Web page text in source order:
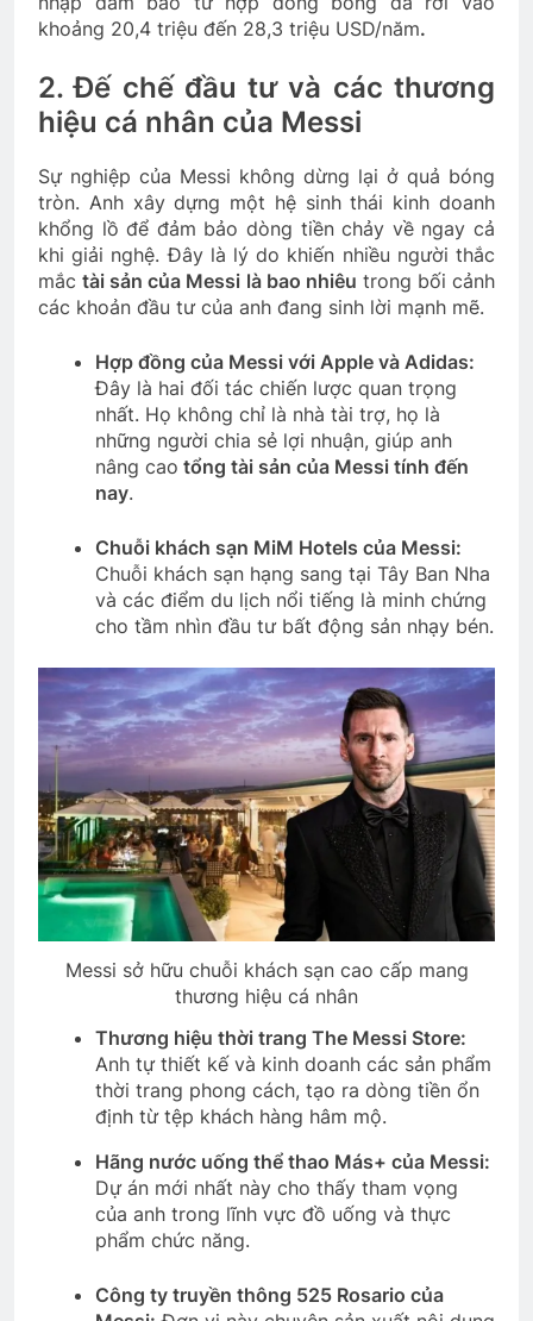
khoảng 20,4 triệu đến 28,3 triệu USD/năm.
2. Đế chế đầu tư và các thương
hiệu cá nhân của Messi
Sự nghiệp của Messi không dừng lại ở quả bóng
tròn. Anh xây dựng một hệ sinh thái kinh doanh
khổng lồ để đảm bảo dòng tiền chảy về ngay cả
khi giải nghệ. Đây là lý do khiến nhiều người thắc
mắctài sản của Messi là bao nhiêu trong bối cảnh
các khoản đầu tư của anh đang sinh lời mạnh mẽ.
Hợp đồng của Messi với Apple và Adidas:
Đây là hai đối tác chiến lược quan trọng
nhất. Họ không chỉ là nhà tài trợ, họ là
những người chia sẻ lợi nhuận, giúp anh
nâng cao tổng tài sản của Messi tính đến
nay.
Chuỗi khách sạn MiM Hotels của Messi:
Chuỗi khách sạn hạng sang tại Tây Ban Nha
và các điểm du lịch nổi tiếng là minh chứng
cho tầm nhìn đầu tư bất động sản nhạy bén.
Messi sở hữu chuỗi khách sạn cao cấp mang
thương hiệu cá nhân
Thương hiệu thời trang The Messi Store:
Anh tự thiết kế và kinh doanh các sản phẩm
thời trang phong cách, tạo ra dòng tiền ổn
định từ tệp khách hàng hâm mộ.
Hãng nước uống thể thao Más+ của Messi:
Dự án mới nhất này cho thấy tham vọng
của anh trong lĩnh vực đồ uống và thực
phẩm chức năng.
Công ty truyền thông 525 Rosario của